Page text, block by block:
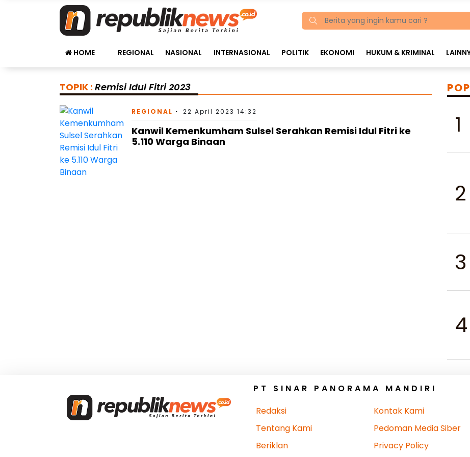
HOME REGIONAL NASIONAL INTERNASIONAL POLITIK EKONOMI HUKUM & KRIMINAL
TOPIK : Remisi Idul Fitri 2023
REGIONAL 22 April 2023 14:32
Kanwil Kemenkumham Sulsel Serahkan Remisi Idul Fitri ke
5.110 Warga Binaan
1
2
3
4
PT SINAR PANORAMA MANDIRI
Redaksi
Tentang Kami
Beriklan
Kontak Kami
Pedoman Media Siber
Privacy Policy